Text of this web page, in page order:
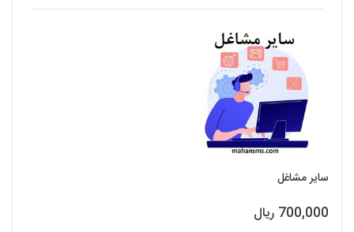
سایر مشاغل
700,000 ریال